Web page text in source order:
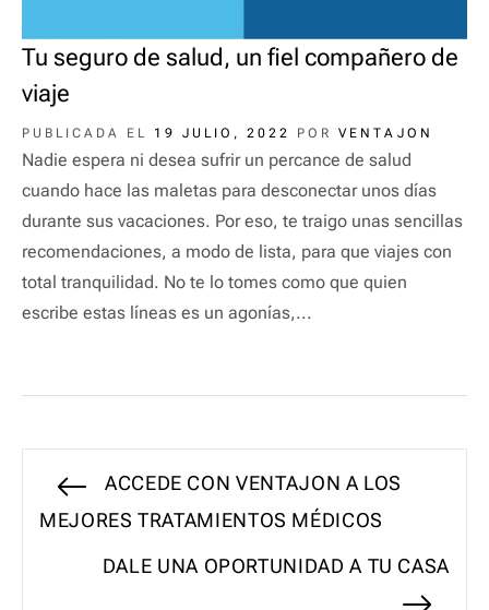
Tu seguro de salud, un fiel compañero de
viaje
PUBLICADA EL 19 JULIO, 2022 POR VENTAJON
Nadie espera ni desea sufrir un percance de salud
cuando hace las maletas para desconectar unos días
durante sus vacaciones. Por eso, te traigo unas sencillas
recomendaciones, a modo de lista, para que viajes con
total tranquilidad. No te lo tomes como que quien
escribe estas líneas es un agonías,...
Navegación
de
entradas
Entrada
anterior:
ACCEDE CON VENTAJON A LOS
MEJORES TRATAMIENTOS MÉDICOS
Entrada
DALE UNA OPORTUNIDAD A TU CASA